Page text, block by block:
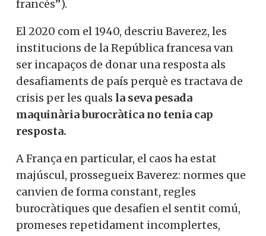
francès”).
El 2020 com el 1940, descriu Baverez, les
institucions de la República francesa van
ser incapaços de donar una resposta als
desafiaments de país perquè es tractava de
crisis per les quals la seva pesada
maquinària burocràtica no tenia cap
resposta.
A França en particular, el caos ha estat
majúscul, prossegueix Baverez: normes que
canvien de forma constant, regles
burocràtiques que desafien el sentit comú,
promeses repetidament incomplertes,